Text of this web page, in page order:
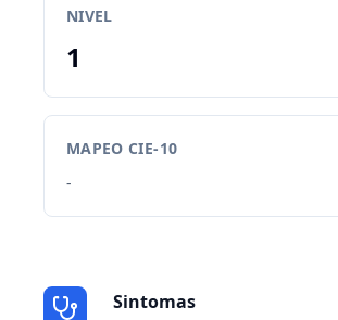
NIVEL
1
MAPEO CIE-10
-
Sintomas